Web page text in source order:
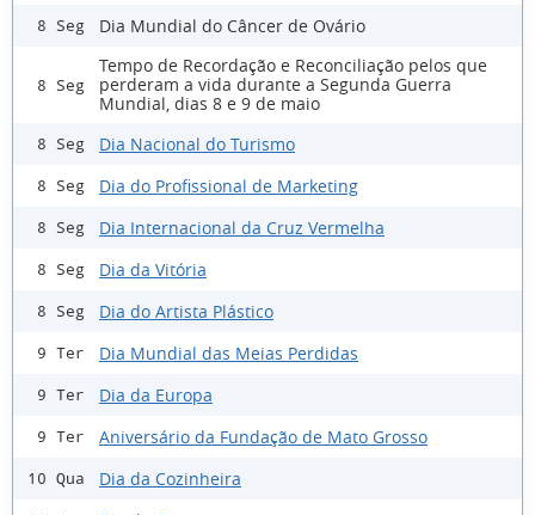
8 Seg Dia Mundial do Câncer de Ovário
8 Seg
Tempo de Recordação e Reconciliação pelos que
perderam a vida durante a Segunda Guerra
Mundial, dias 8 e 9 de maio
8 Seg Dia Nacional do Turismo
8 Seg Dia do Profissional de Marketing
8 Seg Dia Internacional da Cruz Vermelha
8 Seg Dia da Vitória
8 Seg Dia do Artista Plástico
9 Ter Dia Mundial das Meias Perdidas
9 Ter Dia da Europa
9 Ter Aniversário da Fundação de Mato Grosso
10 Qua Dia da Cozinheira